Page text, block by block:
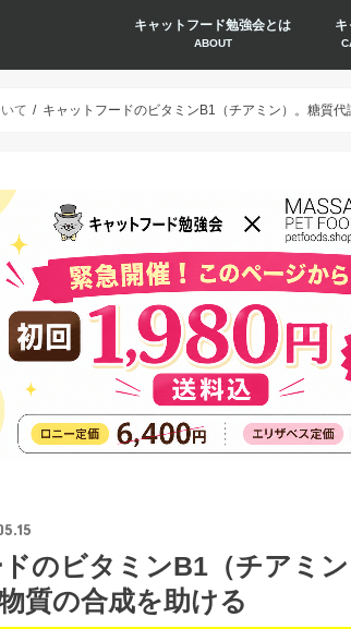
キャットフード勉強会とは
ABOUT
キ
て キャットフードのビタミンB1（チアミン）。糖質
のビタミンB1（チアミ
質の合成を助ける